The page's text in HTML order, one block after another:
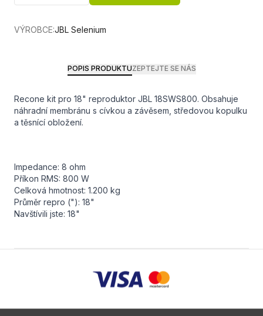
VÝROBCE:JBL Selenium
POPIS PRODUKTUZEPTEJTE SE NÁS
Recone kit pro 18" reproduktor JBL 18SWS800. Obsahuje
náhradní membránu s cívkou a závěsem, středovou kopulku
a těsnící obložení.
Impedance: 8 ohm
Příkon RMS: 800 W
Celková hmotnost: 1.200 kg
Průměr repro ("): 18"
Navštívili jste: 18"